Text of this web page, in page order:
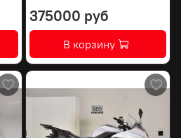
375000 руб
В корзину